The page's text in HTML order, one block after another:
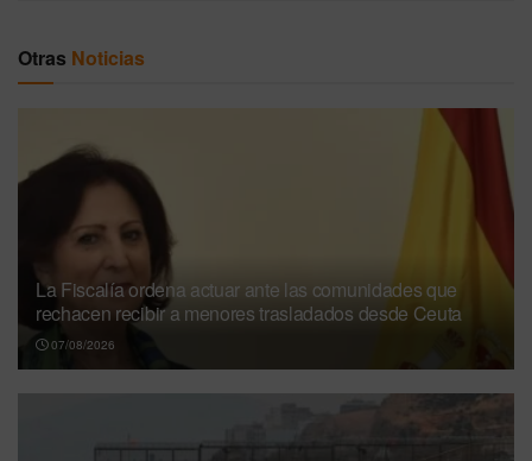
Otras Noticias
La Fiscalía ordena actuar ante las comunidades que
rechacen recibir a menores trasladados desde Ceuta
07/08/2026